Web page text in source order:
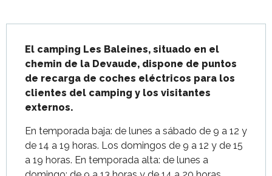
El camping Les Baleines, situado en el
chemin de la Devaude, dispone de puntos
de recarga de coches eléctricos para los
clientes del camping y los visitantes
externos.
En temporada baja: de lunes a sábado de 9 a 12 y
de 14 a 19 horas. Los domingos de 9 a 12 y de 15
a 19 horas. En temporada alta: de lunes a